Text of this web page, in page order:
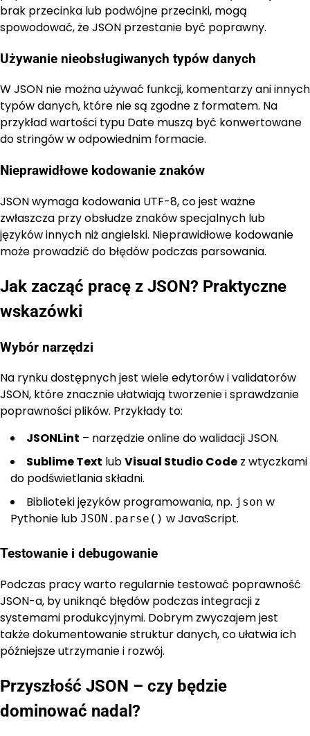
brak przecinka lub podwójne przecinki, mogą
spowodować, że JSON przestanie być poprawny.
Używanie nieobsługiwanych typów danych
W JSON nie można używać funkcji, komentarzy ani innych
typów danych, które nie są zgodne z formatem. Na
przykład wartości typu Date muszą być konwertowane
do stringów w odpowiednim formacie.
Nieprawidłowe kodowanie znaków
JSON wymaga kodowania UTF-8, co jest ważne
zwłaszcza przy obsłudze znaków specjalnych lub
języków innych niż angielski. Nieprawidłowe kodowanie
może prowadzić do błędów podczas parsowania.
Jak zacząć pracę z JSON? Praktyczne
wskazówki
Wybór narzędzi
Na rynku dostępnych jest wiele edytorów i validatorów
JSON, które znacznie ułatwiają tworzenie i sprawdzanie
poprawności plików. Przykłady to:
JSONLint – narzędzie online do walidacji JSON.
Sublime Text lubVisual Studio Code z wtyczkami
do podświetlania składni.
Biblioteki języków programowania, np. json w
Pythonie lub JSON.parse() w JavaScript.
Testowanie i debugowanie
Podczas pracy warto regularnie testować poprawność
JSON-a, by uniknąć błędów podczas integracji z
systemami produkcyjnymi. Dobrym zwyczajem jest
także dokumentowanie struktur danych, co ułatwia ich
późniejsze utrzymanie i rozwój.
Przyszłość JSON – czy będzie
dominować nadal?